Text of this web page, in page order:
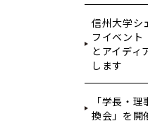
信州大学シ
フイベント
とアイディ
します
「学長・
換会」を開